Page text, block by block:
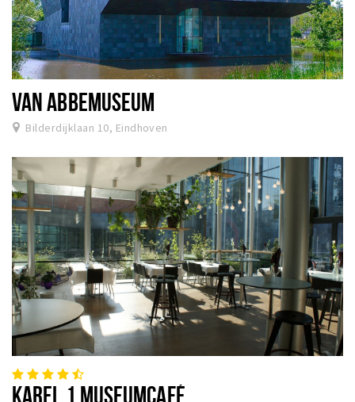
VAN ABBEMUSEUM
Bilderdijklaan 10, Eindhoven
KAREL 1 MUSEUMCAFÉ